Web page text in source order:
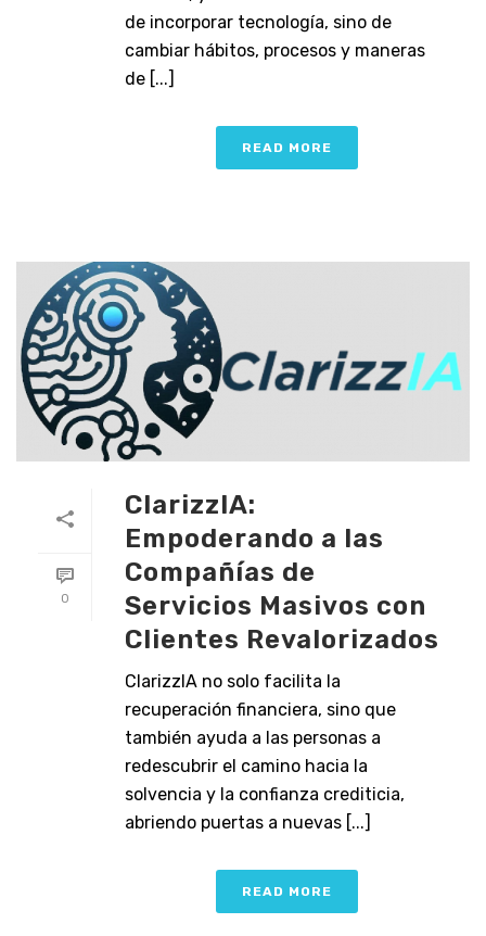
de incorporar tecnología, sino de
cambiar hábitos, procesos y maneras
de [...]
READ MORE
0
ClarizzIA:
Empoderando a las
Compañías de
Servicios Masivos con
Clientes Revalorizados
ClarizzIA no solo facilita la
recuperación financiera, sino que
también ayuda a las personas a
redescubrir el camino hacia la
solvencia y la confianza crediticia,
abriendo puertas a nuevas [...]
READ MORE